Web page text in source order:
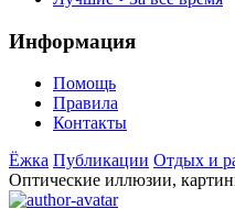
Информация
Помощь
Правила
Контакты
Ёжка Публикации Отдых и
Оптические иллюзии,